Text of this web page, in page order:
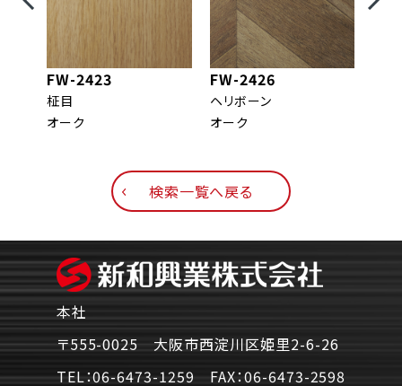
FW-2423
柾目
オーク
FW-2426
ヘリボーン
オーク
検索一覧へ戻る
本社
〒555-0025 大阪市西淀川区姫里2-6-26
TEL：06-6473-1259 FAX：06-6473-2598